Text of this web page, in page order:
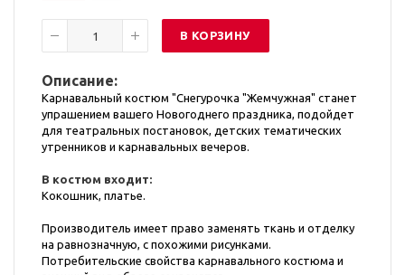
В КОРЗИНУ
Описание:
Карнавальный костюм "Снегурочка "Жемчужная" станет
упрашением вашего Новогоднего праздника, подойдет
для театральных постановок, детских тематических
утренников и карнавальных вечеров.
В костюм входит:
Кокошник, платье.
Производитель имеет право заменять ткань и отделку
на равнозначную, с похожими рисунками.
Потребительские свойства карнавального костюма и